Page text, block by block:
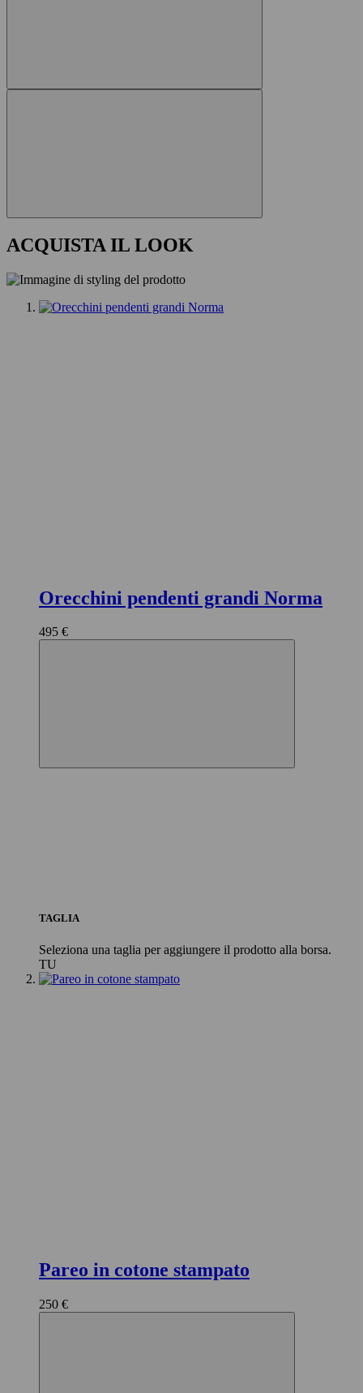
ACQUISTA IL LOOK
Orecchini pendenti grandi Norma
495 €
TAGLIA
Seleziona una taglia per aggiungere il prodotto alla borsa.
TU
Pareo in cotone stampato
250 €